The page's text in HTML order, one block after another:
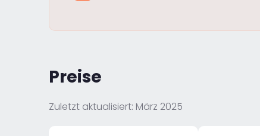
Preise
Zuletzt aktualisiert: März 2025